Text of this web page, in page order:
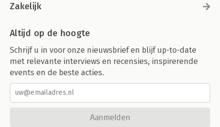
Zakelijk
Altijd op de hoogte
Schrijf u in voor onze nieuwsbrief en blijf up-to-date
met relevante interviews en recensies, inspirerende
events en de beste acties.
Aanmelden